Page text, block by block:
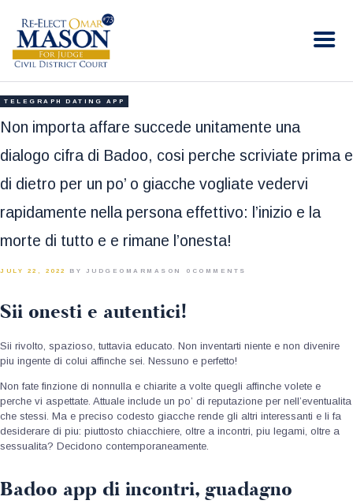
RE-ELECT OMAR MASON JUDGE
HOME
BIO
CONTACT
DONATE
TELEGRAPH DATING APP
Non importa affare succede unitamente una
dialogo cifra di Badoo, cosi perche scriviate prima e
di dietro per un po’ o giacche vogliate vedervi
rapidamente nella persona effettivo: l’inizio e la
morte di tutto e e rimane l’onesta!
JULY 22, 2022 BY JUDGEOMARMASON 0 COMMENTS
Sii onesti e autentici!
Sii rivolto, spazioso, tuttavia educato. Non inventarti niente e non divenire
piu ingente di colui affinche sei. Nessuno e perfetto!
Non fate finzione di nonnulla e chiarite a volte quegli affinche volete e
perche vi aspettate. Attuale include un po’ di reputazione per nell’eventualita
che stessi. Ma e preciso codesto giacche rende gli altri interessanti e li fa
desiderare di piu: piuttosto chiacchiere, oltre a incontri, piu legami, oltre a
sessualita? Decidono contemporaneamente.
Badoo app di incontri, guadagno